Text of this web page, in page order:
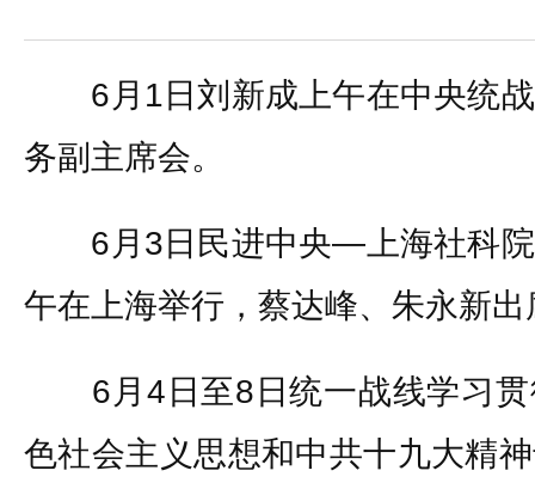
6月1日刘新成上午在中央统战
务副主席会。
6月3日民进中央—上海社科院
午在上海举行，蔡达峰、朱永新出
6月4日至8日统一战线学习贯
色社会主义思想和中共十九大精